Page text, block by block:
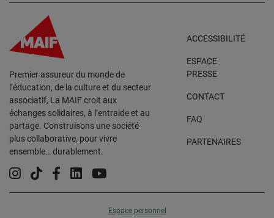
Premier assureur du monde de
l’éducation, de la culture et du secteur
associatif, La MAIF croit aux
échanges solidaires, à l’entraide et au
partage. Construisons une société
plus collaborative, pour vivre
ensemble… durablement.
ACCESSIBILITÉ
ESPACE
PRESSE
CONTACT
FAQ
PARTENAIRES
Instagram
TiktokFacebook
LinkedinYouTube
Espace personnel